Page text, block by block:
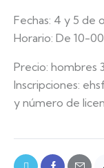
Fechas: 4 y 5 de
Horario: De 10-
Precio: hombres
Inscripciones:
y número de